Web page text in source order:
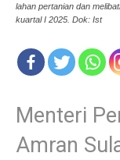
lahan pertanian dan
kuartal I 2025. Dok: Ist
Menteri
Amran